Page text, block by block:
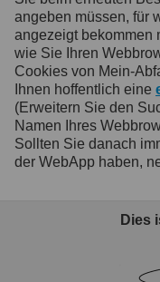
angeben müssen, für
angezeigt bekommen
wie Sie Ihren
Cookies von Mein-
Ihnen hoffentlich eine
(Erweitern Sie den
Namen Ihres
Sollten Sie danach
der WebApp haben,
Dies